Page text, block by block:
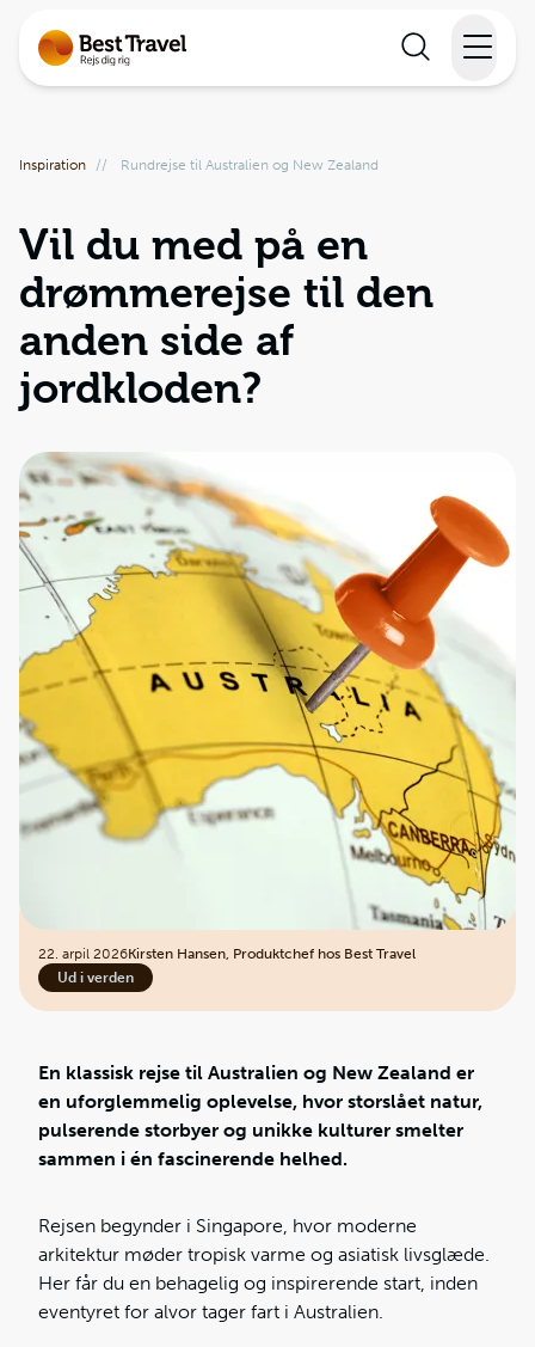
Rejsekalender
Inspiration
Information
Min Rejse
Inspiration // Rundrejse til Australien og New Zealand
Vil du med på en
drømmerejse til den
anden side af
jordkloden?
22. arpil 2026Kirsten Hansen, Produktchef hos Best Travel
Ud i verden
En klassisk rejse til Australien og New Zealand er
en uforglemmelig oplevelse, hvor storslået natur,
pulserende storbyer og unikke kulturer smelter
sammen i én fascinerende helhed.
Rejsen begynder i Singapore, hvor moderne
arkitektur møder tropisk varme og asiatisk livsglæde.
Her får du en behagelig og inspirerende start, inden
eventyret for alvor tager fart i Australien.